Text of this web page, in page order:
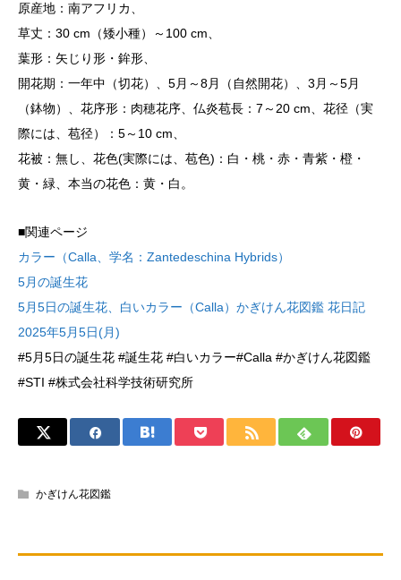
原産地：南アフリカ、
草丈：30 cm（矮小種）～100 cm、
葉形：矢じり形・鉾形、
開花期：一年中（切花）、5月～8月（自然開花）、3月～5月
（鉢物）、花序形：肉穂花序、仏炎苞長：7～20 cm、花径（実
際には、苞径）：5～10 cm、
花被：無し、花色(実際には、苞色)：白・桃・赤・青紫・橙・
黄・緑、本当の花色：黄・白。
■関連ページ
カラー（Calla、学名：Zantedeschina Hybrids）
5月の誕生花
5月5日の誕生花、白いカラー（Calla）かぎけん花図鑑 花日記
2025年5月5日(月)
#5月5日の誕生花 #誕生花 #白いカラー#Calla #かぎけん花図鑑
#STI #株式会社科学技術研究所
かぎけん花図鑑